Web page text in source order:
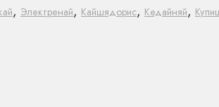
, Электренай, Кайшядорис, Кедайняй,